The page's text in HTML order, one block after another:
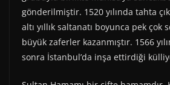
gönderilmiştir. 1520 yılında tahta
altı yıllık saltanatı boyunca pek çok
büyük zaferler kazanmıştır. 1566
sonra İstanbul’da inşa ettirdiği